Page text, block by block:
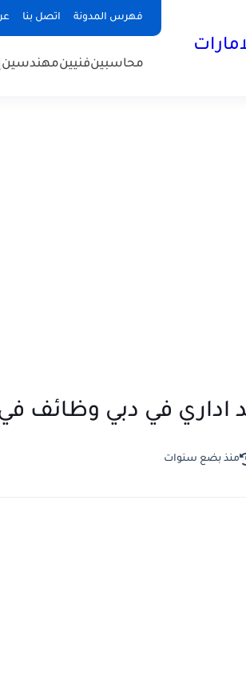
فهرس المدونة اتصل بنا
محاسبينفنيينمهندسين
في دبي وظائف في
منذ بضع سنوات